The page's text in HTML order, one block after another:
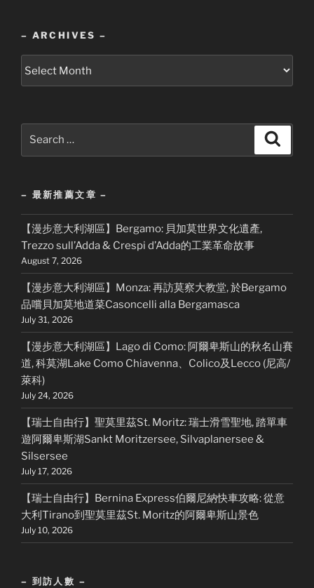
– ARCHIVES –
– 最新推薦文章 –
【漫步意大利湖區】Bergamo: 貝加莫世界文化遺產,
Trezzo sull’Adda & Crespi d’Adda的工業革命故事
August 7, 2026
【漫步意大利湖區】Monza: 再訪莫察大教堂, 於Bergamo
品嚐貝加莫地道菜Casoncelli alla Bergamasca
July 31, 2026
【漫步意大利湖區】Lago di Como: 阿爾卑斯山的秋名山賽
道, 科莫湖Lake Como Chiavenna、Colico及Lecco (尼高/
萊科)
July 24, 2026
【瑞士自由行】聖莫里茲St. Moritz: 瑞士滑雪聖地, 踏單車
遊阿爾卑斯湖Sankt Moritzersee, Silvaplanersee &
Silsersee
July 17, 2026
【瑞士自由行】Bernina Express伯爾尼納快車攻略: 從意
大利Tirano到聖莫里茲St. Moritz的阿爾卑斯山景色
July 10, 2026
– 到訪人數 –